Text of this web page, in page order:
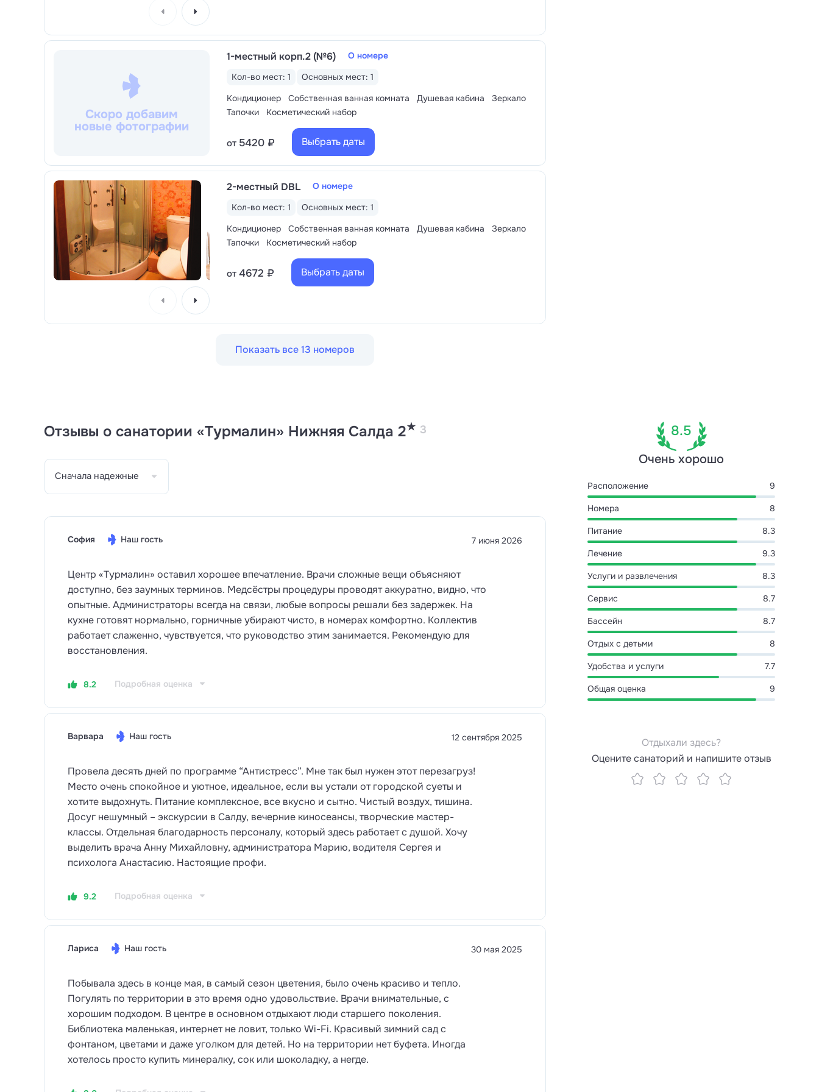
прессотерапия, электростимуляция, фракционный термолиз, инъекционные методы
лечения: плазмолифтинг, мезотерапия, ботулинотерапия, контурная пластика и др.
Отделение предлагает также специальные программы с низкокалорийной диетой,
процедурами, активизирующими обменные процессы и избавляющими от лишнего
Скоро добавим
новые фотографии
1-местный корп.2 (№6)
О номере
Кол-во мест: 1
Основных мест: 1
Кондиционер
Собственная ванная комната Душевая кабина
Зеркало
Тапочки
Косметический набор
от 5420 ₽ Выбрать даты
2-местный DBL
О номере
Кол-во мест: 1
Основных мест: 1
Кондиционер
Собственная ванная комната Душевая кабина
Зеркало
Тапочки
Косметический набор
от 4672 ₽ Выбрать даты
Показать все 13 номеров
Отзывы о санатории «Турмалин» Нижняя Салда 2★ 3
Сначала надежные
София Наш гость 7 июня 2026
Центр «Турмалин» оставил хорошее впечатление. Врачи сложные вещи объясняют
доступно, без заумных терминов. Медсёстры процедуры проводят аккуратно, видно, что
опытные. Администраторы всегда на связи, любые вопросы решали без задержек. На
кухне готовят нормально, горничные убирают чисто, в номерах комфортно. Коллектив
работает слаженно, чувствуется, что руководство этим занимается. Рекомендую для
восстановления.
8.2 Подробная оценка
Варвара Наш гость 12 сентября 2025
Провела десять дней по программе “Антистресс”. Мне так был нужен этот перезагруз!
Место очень спокойное и уютное, идеальное, если вы устали от городской суеты и
хотите выдохнуть. Питание комплексное, все вкусно и сытно. Чистый воздух, тишина.
Досуг нешумный – экскурсии в Салду, вечерние киносеансы, творческие мастер-
классы. Отдельная благодарность персоналу, который здесь работает с душой. Хочу
выделить врача Анну Михайловну, администратора Марию, водителя Сергея и
психолога Анастасию. Настоящие профи.
9.2 Подробная оценка
Лариса Наш гость 30 мая 2025
Побывала здесь в конце мая, в самый сезон цветения, было очень красиво и тепло.
Погулять по территории в это время одно удовольствие. Врачи внимательные, с
хорошим подходом. В центре в основном отдыхают люди старшего поколения.
Библиотека маленькая, интернет не ловит, только Wi-Fi. Красивый зимний сад с
фонтаном, цветами и даже уголком для детей. Но на территории нет буфета. Иногда
хотелось просто купить минералку, сок или шоколадку, а негде.
8.5
Очень хорошо
Расположение 9
Номера 8
Питание 8.3
Лечение 9.3
Услуги и развлечения 8.3
Сервис 8.7
Бассейн 8.7
Отдых с детьми 8
Удобства и услуги 7.7
Общая оценка 9
Отдыхали здесь?
Оцените санаторий и напишите отзыв